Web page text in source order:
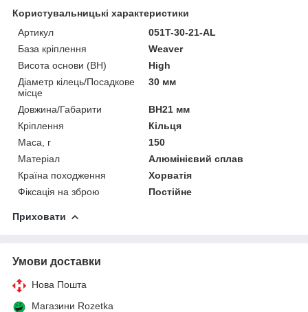
Користувальницькі характеристики
Артикул
051T-30-21-AL
База кріплення
Weaver
Висота основи (BH)
High
Діаметр кілець/Посадкове
місце
30 мм
Довжина/Габарити
BH21 мм
Кріплення
Кільця
Маса, г
150
Матеріал
Алюмінієвий сплав
Країна походження
Хорватія
Фіксація на зброю
Постійне
Приховати
Умови доставки
Нова Пошта
Магазини Rozetka